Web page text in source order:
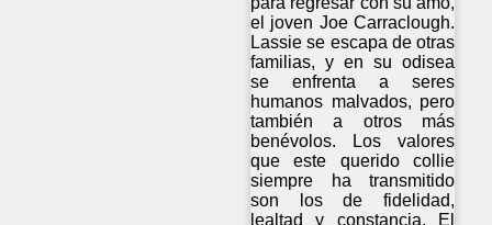
el joven Joe Carraclough.
Lassie se escapa de otras
familias, y en su odisea
se enfrenta a seres
humanos malvados, pero
también a otros más
benévolos. Los valores
que este querido collie
siempre ha transmitido
son los de fidelidad,
lealtad y constancia. El